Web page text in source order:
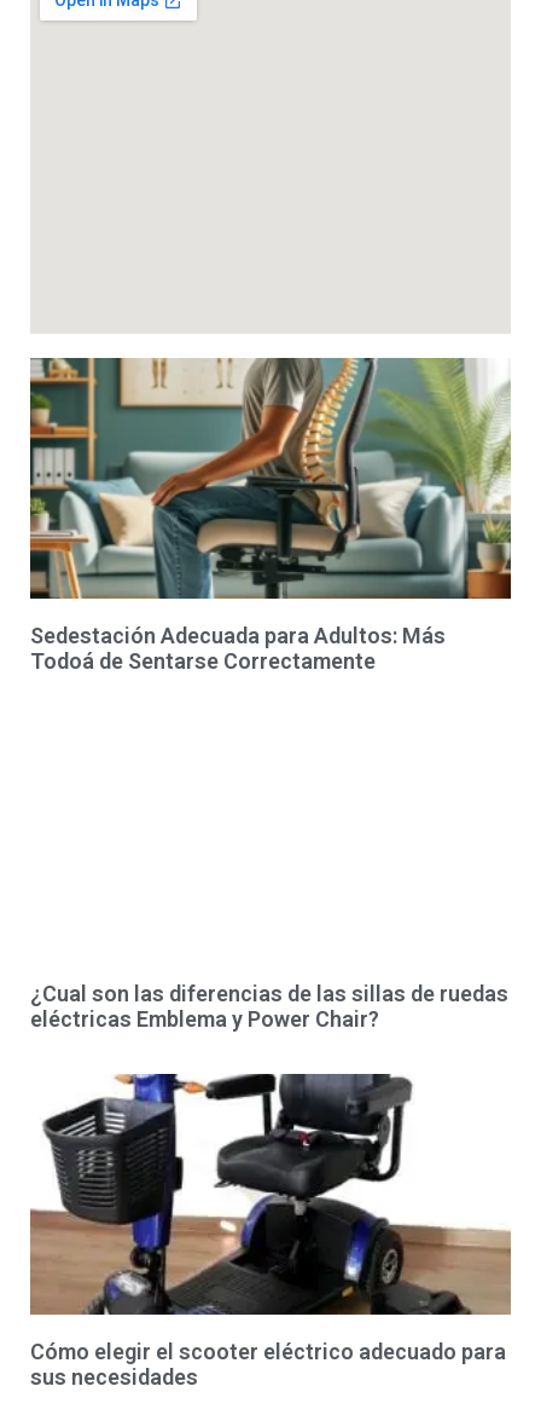
Sedestación Adecuada para Adultos: Más
Todoá de Sentarse Correctamente
¿Cual son las diferencias de las sillas de ruedas
eléctricas Emblema y Power Chair?
Cómo elegir el scooter eléctrico adecuado para
sus necesidades